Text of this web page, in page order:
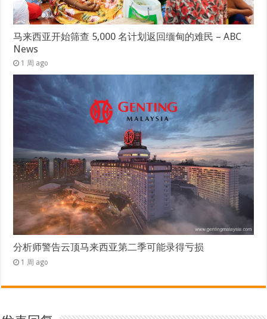
马来西亚开始筛查 5,000 名计划返回缅甸的难民 – ABC
News
1 周 ago
分析师警告云顶马来西亚第二季可能录得亏损
1 周 ago